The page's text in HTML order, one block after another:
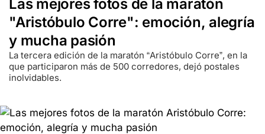
Las mejores fotos de la maratón
"Aristóbulo Corre": emoción, alegría
y mucha pasión
La tercera edición de la maratón “Aristóbulo Corre”, en la
que participaron más de 500 corredores, dejó postales
inolvidables.